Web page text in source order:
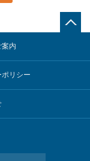
行ロボット利用を
に電子カルテとAI
製造で鍵を握る台
ているのか【第25
るためのナレッジ
たAIシステムを本格
案内
リシー